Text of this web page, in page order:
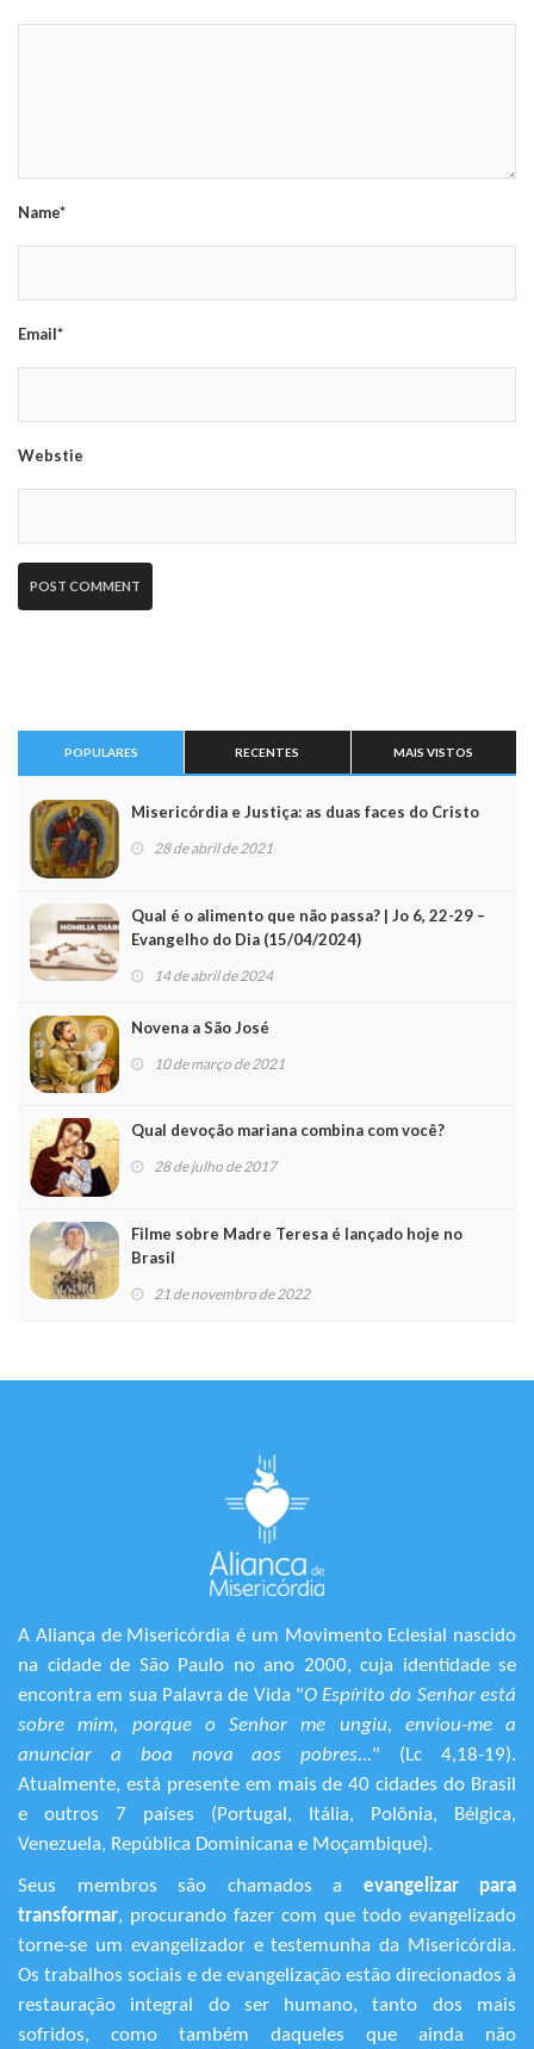
Name*
Email*
Webstie
POPULARES RECENTES MAIS VISTOS
Misericórdia e Justiça: as duas faces do Cristo
28 de abril de 2021
Qual é o alimento que não passa? | Jo 6, 22-29 –
Evangelho do Dia (15/04/2024)
14 de abril de 2024
Novena a São José
10 de março de 2021
Qual devoção mariana combina com você?
28 de julho de 2017
Filme sobre Madre Teresa é lançado hoje no
Brasil
21 de novembro de 2022
A Aliança de Misericórdia é um Movimento Eclesial nascido
na cidade de São Paulo no ano 2000, cuja identidade se
encontra em sua Palavra de Vida "O Espírito do Senhor está
sobre mim, porque o Senhor me ungiu, enviou-me a
anunciar a boa nova aos pobres..." (Lc 4,18-19).
Atualmente, está presente em mais de 40 cidades do Brasil
e outros 7 países (Portugal, Itália, Polônia, Bélgica,
Venezuela, República Dominicana e Moçambique).
Seus membros são chamados a evangelizar para
transformar, procurando fazer com que todo evangelizado
torne-se um evangelizador e testemunha da Misericórdia.
Os trabalhos sociais e de evangelização estão direcionados à
restauração integral do ser humano, tanto dos mais
sofridos, como também daqueles que ainda não